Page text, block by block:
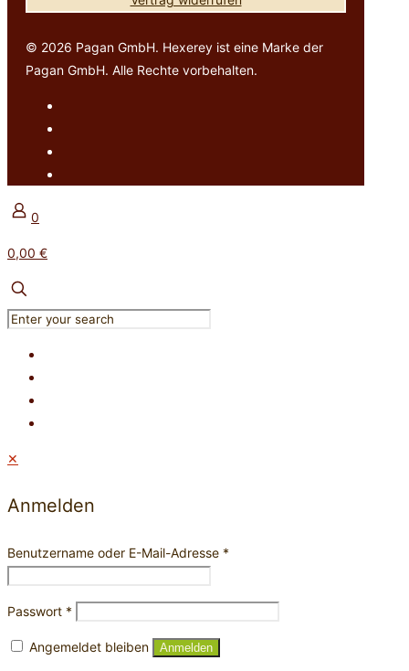
© 2026 Pagan GmbH. Hexerey ist eine Marke der
Pagan GmbH. Alle Rechte vorbehalten.
0
0,00 €
✕
Anmelden
Benutzername oder E-Mail-Adresse *
Passwort *
Angemeldet bleiben Anmelden